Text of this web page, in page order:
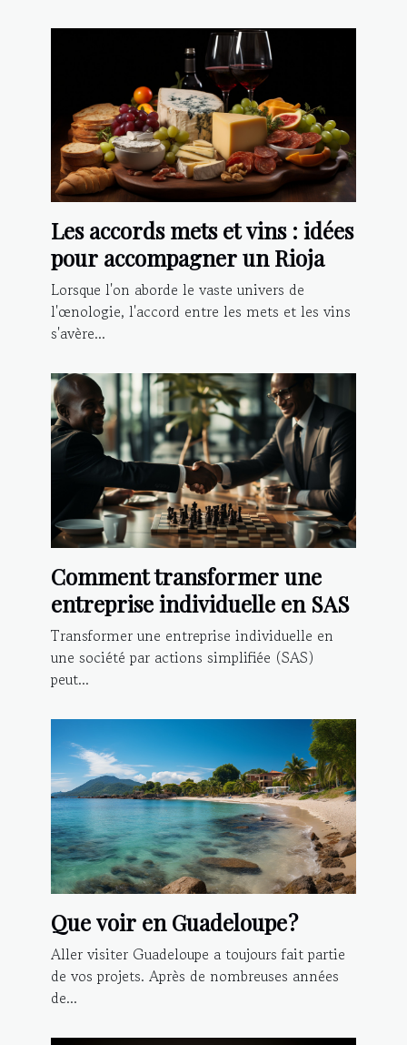
Les accords mets et vins : idées
pour accompagner un Rioja
Lorsque l'on aborde le vaste univers de
l'œnologie, l'accord entre les mets et les vins
s'avère...
Comment transformer une
entreprise individuelle en SAS
Transformer une entreprise individuelle en
une société par actions simplifiée (SAS)
peut...
Que voir en Guadeloupe ?
Aller visiter Guadeloupe a toujours fait partie
de vos projets. Après de nombreuses années
de...